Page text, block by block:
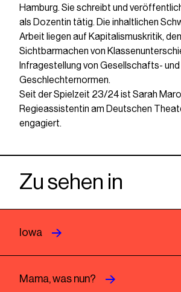
Hamburg. Sie schreibt und
als Dozentin tätig. Die inhaltlichen
Arbeit liegen auf Kapitalismuskritik,
Sichtbarmachen von
Infragestellung von Gesellschafts- und
Geschlechternormen.
Seit der Spielzeit 23/24 ist Sarah
Regieassistentin am Deutschen
engagiert.
Zu sehen in
Iowa
Mama, was nun?